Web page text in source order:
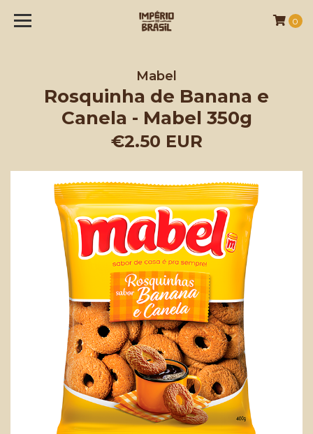
0
Mabel
Rosquinha de Banana e
Canela - Mabel 350g
€2.50 EUR